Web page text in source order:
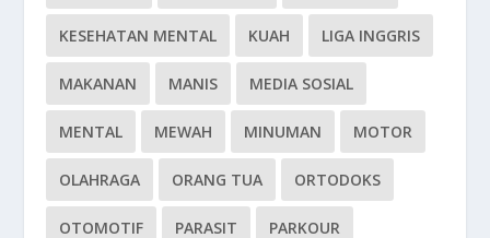
KESEHATAN MENTAL KUAH LIGA INGGRIS
MAKANAN MANIS MEDIA SOSIAL
MENTAL MEWAH MINUMAN MOTOR
OLAHRAGA ORANG TUA ORTODOKS
OTOMOTIF PARASIT PARKOUR